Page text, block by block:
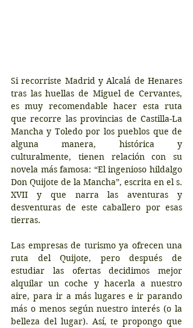
Si recorriste Madrid y Alcalá de Henares
tras las huellas de Miguel de Cervantes,
es muy recomendable hacer esta ruta
que recorre las provincias de Castilla-La
Mancha y Toledo por los pueblos que de
alguna manera, histórica y
culturalmente, tienen relación con su
novela más famosa: “El ingenioso hildalgo
Don Quijote de la Mancha”, escrita en el s.
XVII y que narra las aventuras y
desventuras de este caballero por esas
tierras.
Las empresas de turismo ya ofrecen una
ruta del Quijote, pero después de
estudiar las ofertas decidimos mejor
alquilar un coche y hacerla a nuestro
aire, para ir a más lugares e ir parando
más o menos según nuestro interés (o la
belleza del lugar). Así, te propongo que